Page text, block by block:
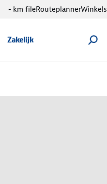
Zakelijk
- km fileRouteplannerWinkels